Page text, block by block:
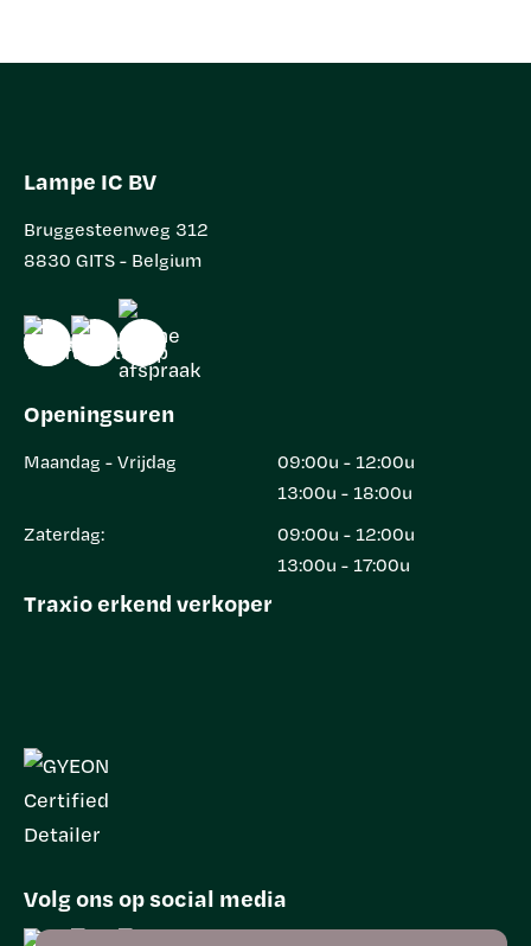
Lampe IC BV
Bruggesteenweg 312
8830 GITS - Belgium
Openingsuren
Maandag - Vrijdag
09:00u - 12:00u
13:00u - 18:00u
Zaterdag:
09:00u - 12:00u
13:00u - 17:00u
Traxio erkend verkoper
Volg ons op social media